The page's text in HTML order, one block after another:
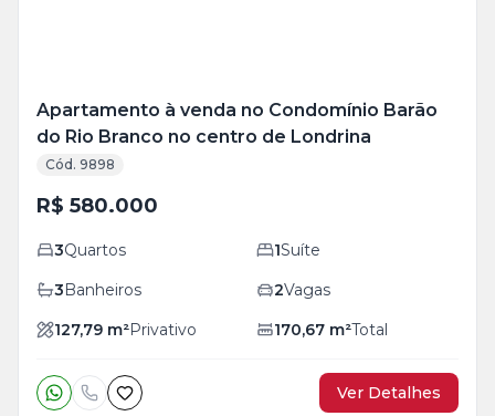
Apartamento à venda no Condomínio Barão
do Rio Branco no centro de Londrina
Cód. 9898
R$ 580.000
3Quartos 1Suíte
3Banheiros 2Vagas
127,79 m²Privativo 170,67 m²Total
Ver Detalhes